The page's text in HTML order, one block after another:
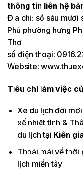
thông tin liên hệ
Địa chỉ: số sáu mươi
Phú phường hưng
Thơ
số điện thoại:
Website:
Tiêu chí làm việc
Xe du lịch đời
xế nhiệt tình &
du lịch tại Kiên
Thoải mái về thời
lịch miền tây